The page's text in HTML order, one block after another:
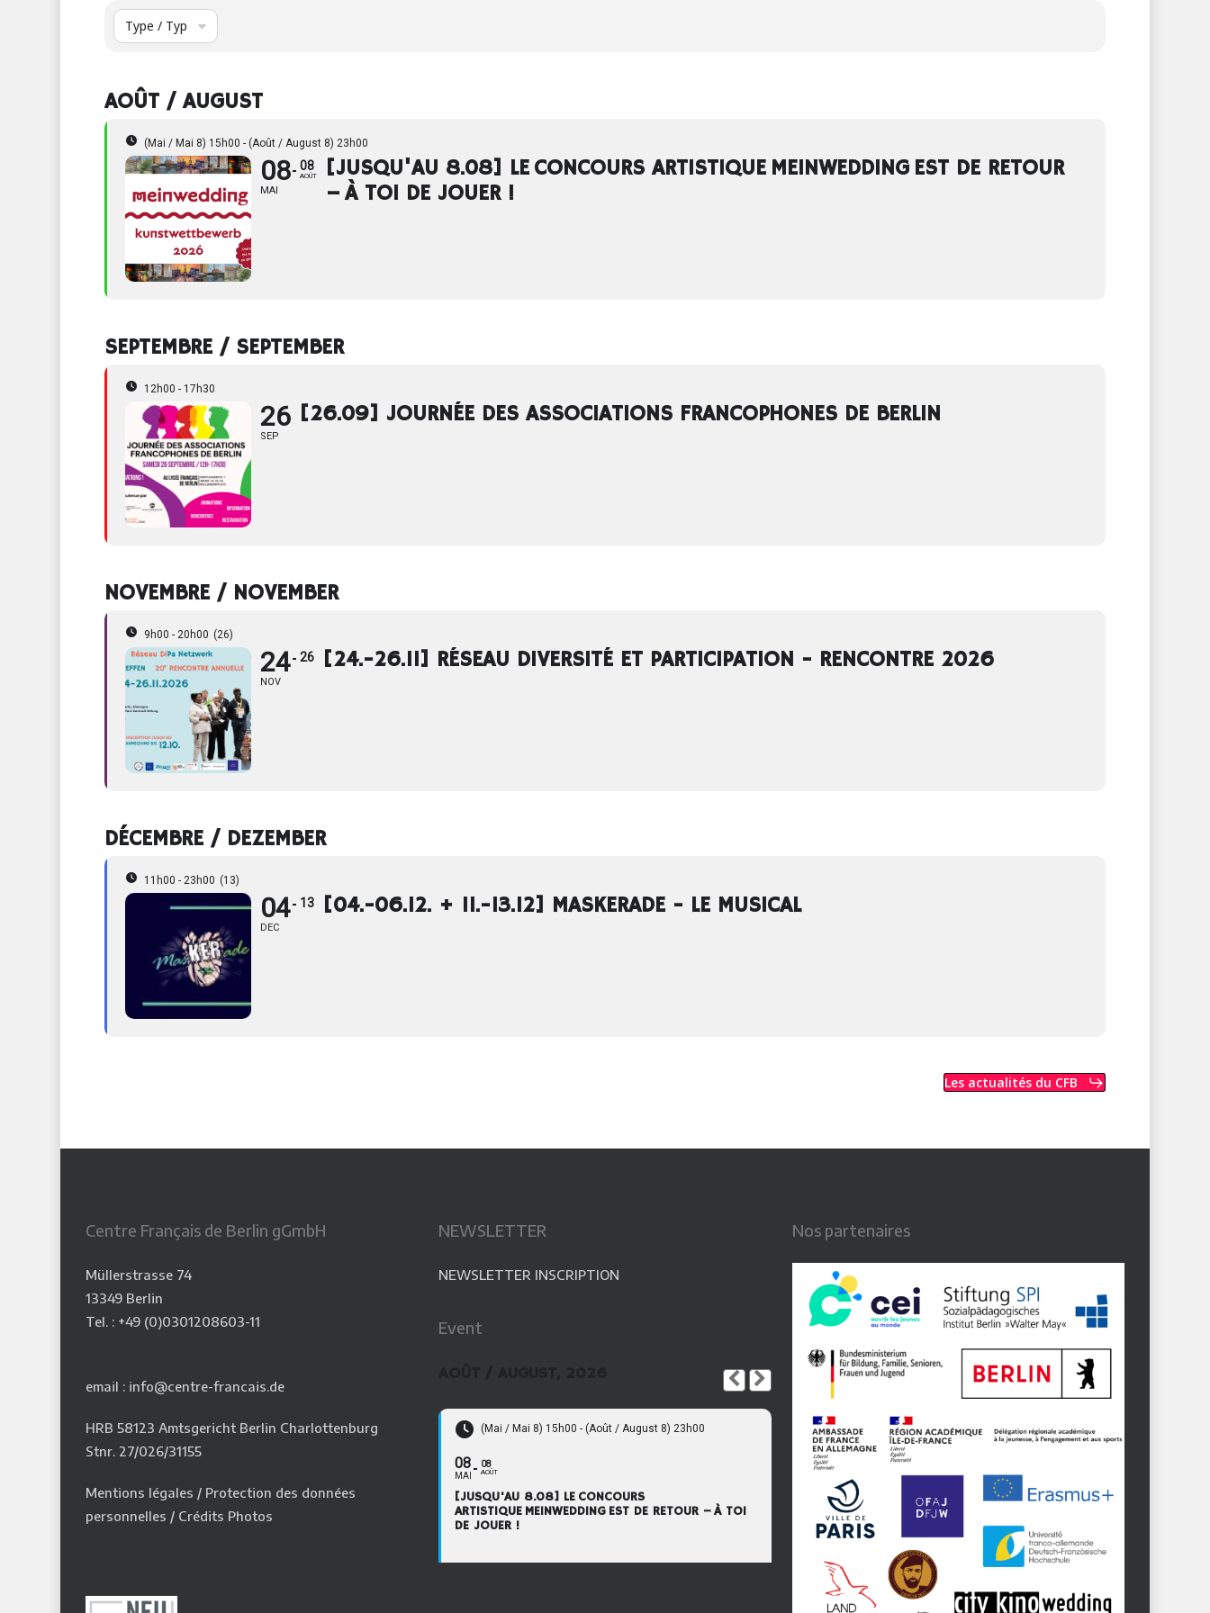
Type / Typ
AOÛT / AUGUST
(Mai / Mai 8) 15h00 - (Août / August 8) 23h00
08
MAI
08
AOÛT
[JUSQU'AU 8.08] LE CONCOURS ARTISTIQUE MEINWEDDING EST DE RETOUR
– À TOI DE JOUER !
SEPTEMBRE / SEPTEMBER
12h00 - 17h30
26
SEP
[26.09] JOURNÉE DES ASSOCIATIONS FRANCOPHONES DE BERLIN
NOVEMBRE / NOVEMBER
9h00 - 20h00 (26)
24
NOV
26 [24.-26.11] RÉSEAU DIVERSITÉ ET PARTICIPATION - RENCONTRE 2026
DÉCEMBRE / DEZEMBER
11h00 - 23h00 (13)
04
DEC
13 [04.-06.12. + 11.-13.12] MASKERADE - LE MUSICAL
Les actualités du CFB
Centre Français de Berlin gGmbH
Müllerstrasse 74
13349 Berlin
Tel. : +49 (0)0301208603-11
email : info@centre-francais.de
HRB 58123 Amtsgericht Berlin Charlottenburg
Stnr. 27/026/31155
Mentions légales / Protection des données
personnelles / Crédits Photos
NEWSLETTER
NEWSLETTER INSCRIPTION
Event
(Mai / Mai 8) 15h00 - (Août / August 8) 23h00
08
MAI
08
AOÛT
[JUSQU'AU 8.08] LE CONCOURS
ARTISTIQUE MEINWEDDING EST DE RETOUR – À TOI
DE JOUER !
Nos partenaires